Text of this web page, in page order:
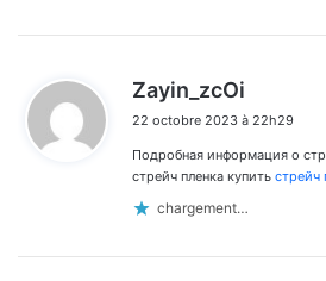
Zayin_zcOi
t
:
22 octobre 2023 à 22h29
Подробная информация о
стрейч пленка купить стрейч
chargement…